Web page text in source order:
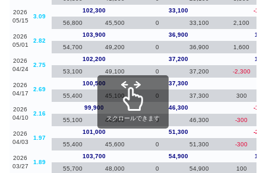
2026
05/15
3.09
102,300 33,100
-
56,800
45,500 0 33,100 2,100
2026
05/01
2.82
103,900 36,900
54,700
49,200 0 36,900 1,600
2026
04/24
2.75
102,200 37,200
53,100
49,100 0 37,200 -2,300
2026
04/17
2.69
100,500 37,300
55,400
45,100 0 37,300 300
2026
04/10
2.16
99,900 46,300
-
55,100
44,800 0 46,300 -300
2026
04/03
1.97
101,000 51,300
-
55,400
45,600 0 51,300 -300
2026
03/27
1.89
103,700 54,900
55,700
48,000 0 54,900 100
スクロールできます